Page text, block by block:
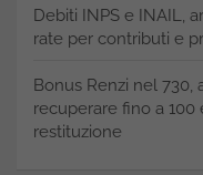
Debiti INPS e INAIL,
rate per contributi e
Bonus Renzi nel
recuperare fino a
restituzione